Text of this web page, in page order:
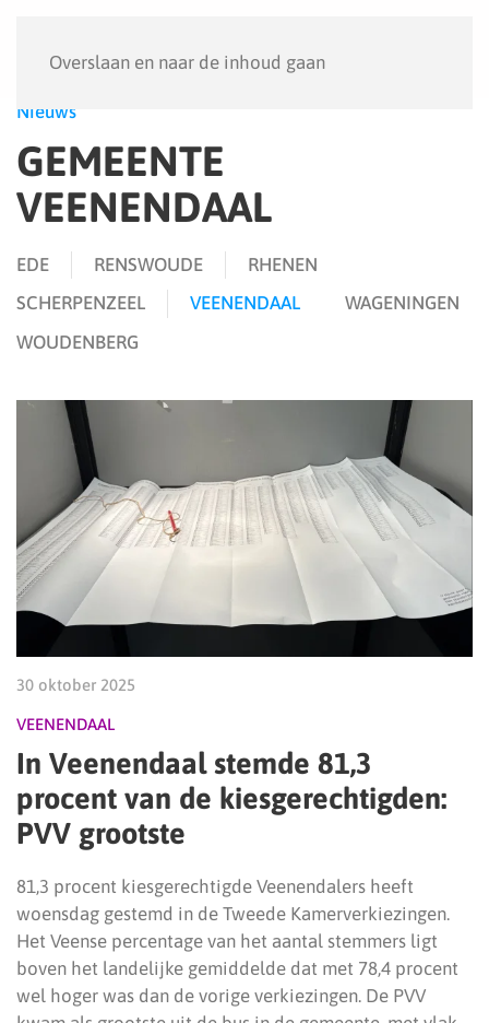
Overslaan en naar de inhoud gaan
Nieuws
GEMEENTE
VEENENDAAL
EDE RENSWOUDE
RHENEN
SCHERPENZEEL
VEENENDAAL
WAGENINGEN
WOUDENBERG
30 oktober 2025
VEENENDAAL
In Veenendaal stemde 81,3
procent van de kiesgerechtigden:
PVV grootste
81,3 procent kiesgerechtigde Veenendalers heeft
woensdag gestemd in de Tweede Kamerverkiezingen.
Het Veense percentage van het aantal stemmers ligt
boven het landelijke gemiddelde dat met 78,4 procent
wel hoger was dan de vorige verkiezingen. De PVV